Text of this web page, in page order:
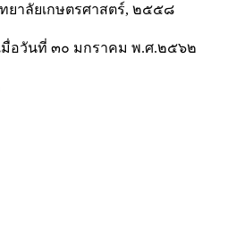
ยาลัยเกษตรศาสตร์, ๒๕๕๘
เมื่อวันที่ ๓๐ มกราคม พ.ศ.๒๕๖๒